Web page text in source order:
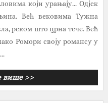
који урањају... Одјек
Већ вековима Тужна
реком што црна тече. Већ
Ромори своју романсу у
више >>